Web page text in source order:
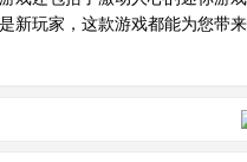
新玩家，这款游戏都能为您带来